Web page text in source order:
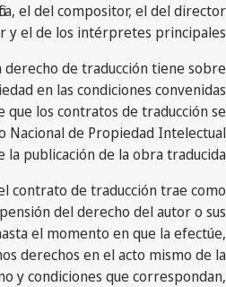
el del compositor, el del director
y el de los intérpretes principales.
de traducción tiene sobre
en las condiciones convenidas
que los contratos de traducción se
Nacional de Propiedad Intelectual
la publicación de la obra traducida.
contrato de traducción trae como
del derecho del autor o sus
el momento en que la efectúe,
derechos en el acto mismo de la
y condiciones que correspondan,